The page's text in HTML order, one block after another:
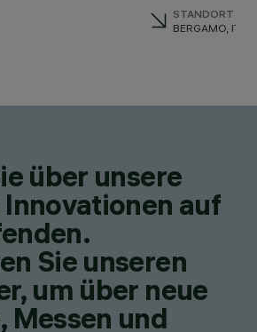
STANDORT
BERGAMO, ITALY
über unsere
auf
Sie unseren
um über neue
Messen und